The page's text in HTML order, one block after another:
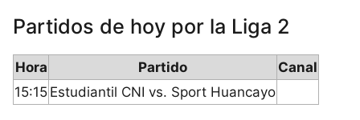
Partidos de hoy por la Liga 2
Hora Partido
Canal
15:15 Estudiantil CNI vs. Sport Huancayo